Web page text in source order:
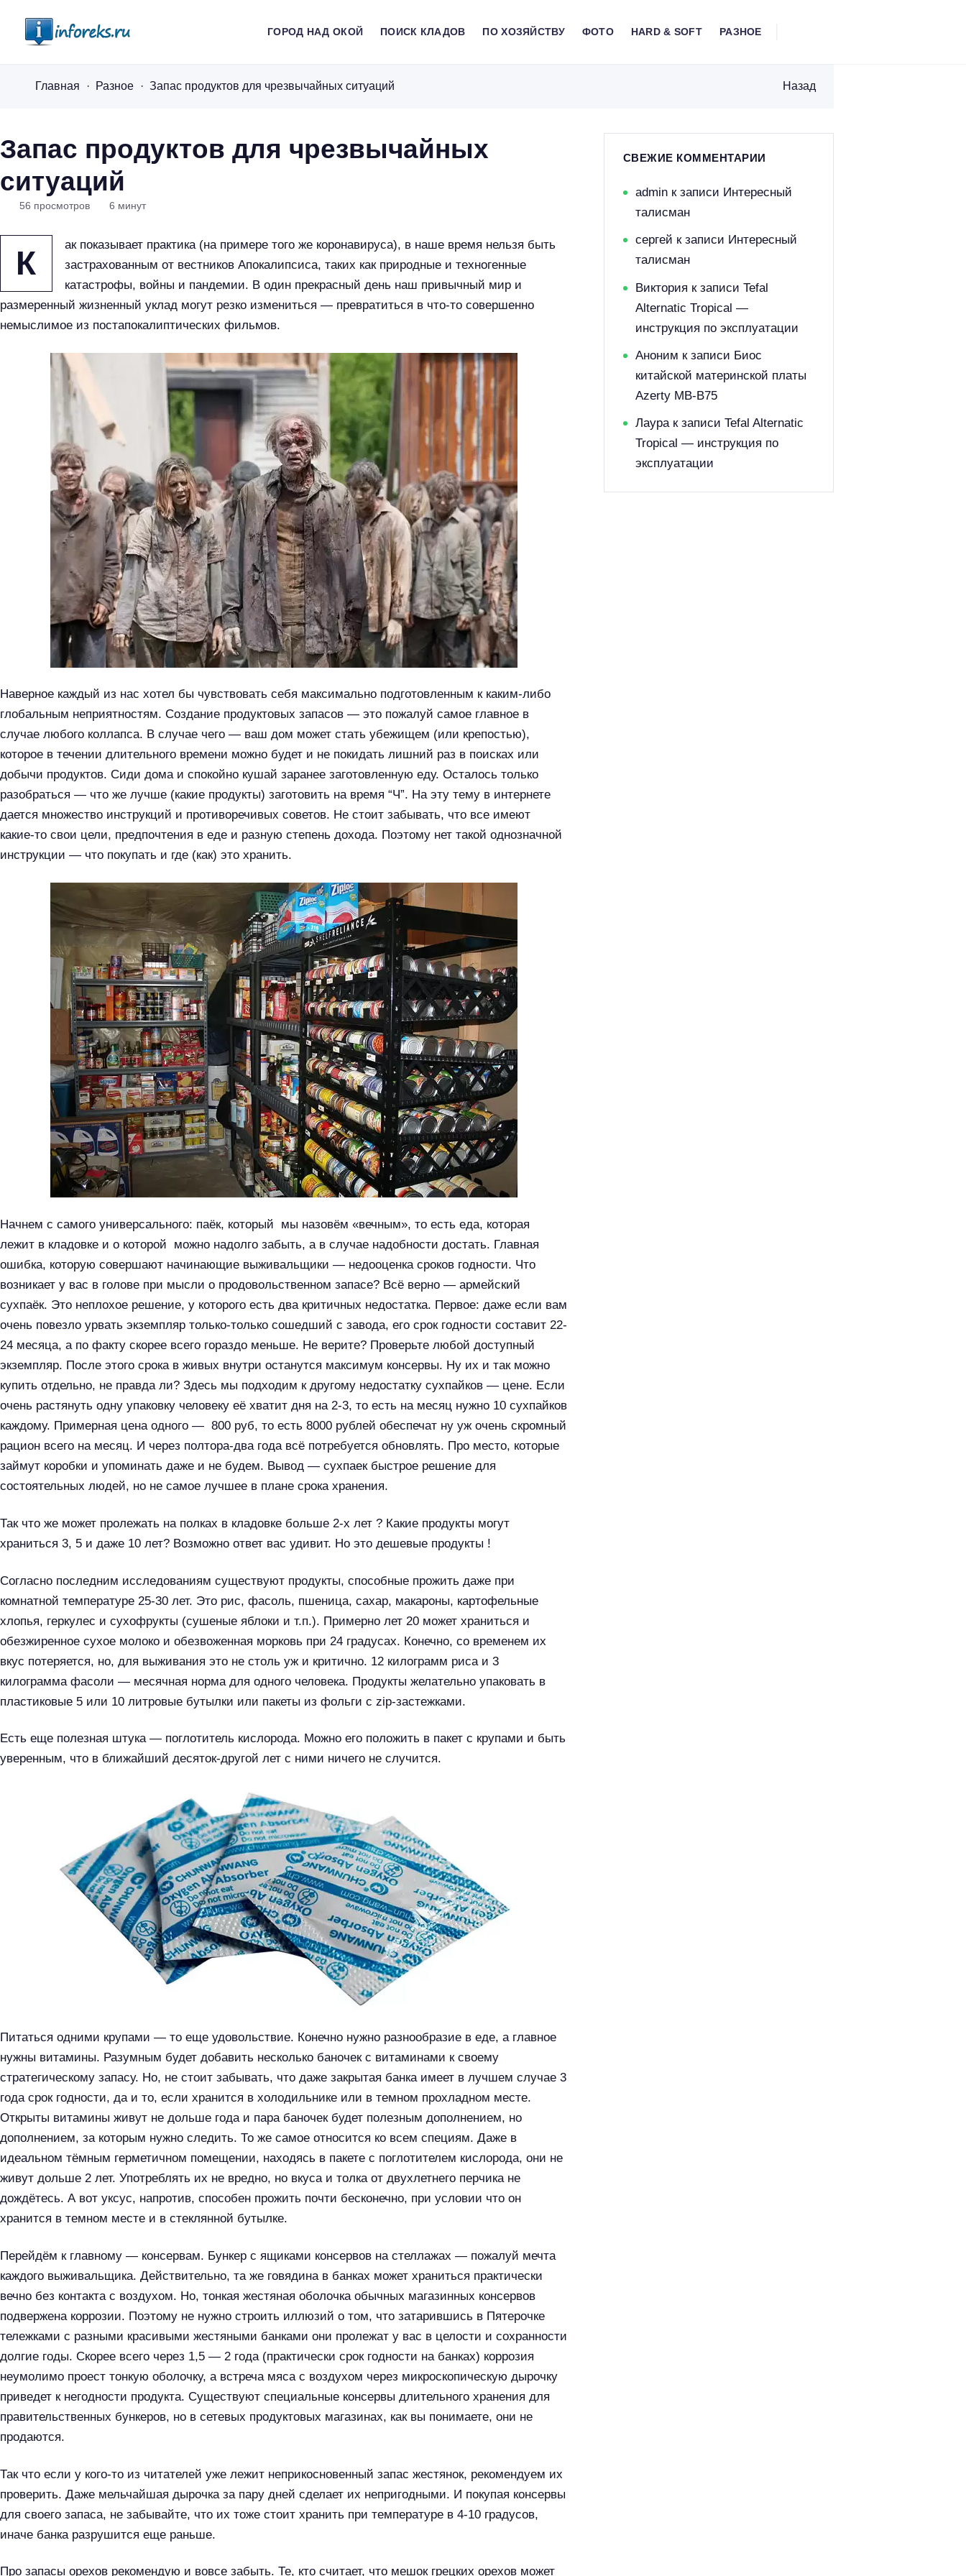
e
k
r
u
ГОРОД НАД ОКОЙ ПОИСК КЛАДОВ ПО ХОЗЯЙСТВУ ФОТО HARD & SOFT РАЗНОЕ
Главная Разное Запас продуктов для чрезвычайных ситуаций Назад
Запас продуктов для чрезвычайных
ситуаций
56 просмотров 6 минут
К
ак показывает практика (на примере того же коронавируса), в наше время нельзя быть
застрахованным от вестников Апокалипсиса, таких как природные и техногенные
катастрофы, войны и пандемии. В один прекрасный день наш привычный мир и
размеренный жизненный уклад могут резко измениться — превратиться в что-то совершенно
немыслимое из постапокалиптических фильмов.
Наверное каждый из нас хотел бы чувствовать себя максимально подготовленным к каким-либо
глобальным неприятностям. Создание продуктовых запасов — это пожалуй самое главное в
случае любого коллапса. В случае чего — ваш дом может стать убежищем (или крепостью),
которое в течении длительного времени можно будет и не покидать лишний раз в поисках или
добычи продуктов. Сиди дома и спокойно кушай заранее заготовленную еду. Осталось только
разобраться — что же лучше (какие продукты) заготовить на время “Ч”. На эту тему в интернете
дается множество инструкций и противоречивых советов. Не стоит забывать, что все имеют
какие-то свои цели, предпочтения в еде и разную степень дохода. Поэтому нет такой однозначной
инструкции — что покупать и где (как) это хранить.
Начнем с самого универсального: паёк, который мы назовём «вечным», то есть еда, которая
лежит в кладовке и о которой можно надолго забыть, а в случае надобности достать. Главная
ошибка, которую совершают начинающие выживальщики — недооценка сроков годности. Что
возникает у вас в голове при мысли о продовольственном запасе? Всё верно — армейский
сухпаёк. Это неплохое решение, у которого есть два критичных недостатка. Первое: даже если вам
очень повезло урвать экземпляр только-только сошедший с завода, его срок годности составит 22-
24 месяца, а по факту скорее всего гораздо меньше. Не верите? Проверьте любой доступный
экземпляр. После этого срока в живых внутри останутся максимум консервы. Ну их и так можно
купить отдельно, не правда ли? Здесь мы подходим к другому недостатку сухпайков — цене. Если
очень растянуть одну упаковку человеку её хватит дня на 2-3, то есть на месяц нужно 10 сухпайков
каждому. Примерная цена одного — 800 руб, то есть 8000 рублей обеспечат ну уж очень скромный
рацион всего на месяц. И через полтора-два года всё потребуется обновлять. Про место, которые
займут коробки и упоминать даже и не будем. Вывод — сухпаек быстрое решение для
состоятельных людей, но не самое лучшее в плане срока хранения.
Так что же может пролежать на полках в кладовке больше 2-х лет ? Какие продукты могут
храниться 3, 5 и даже 10 лет? Возможно ответ вас удивит. Но это дешевые продукты !
Согласно последним исследованиям существуют продукты, способные прожить даже при
комнатной температуре 25-30 лет. Это рис, фасоль, пшеница, сахар, макароны, картофельные
хлопья, геркулес и сухофрукты (сушеные яблоки и т.п.). Примерно лет 20 может храниться и
обезжиренное сухое молоко и обезвоженная морковь при 24 градусах. Конечно, со временем их
вкус потеряется, но, для выживания это не столь уж и критично. 12 килограмм риса и 3
килограмма фасоли — месячная норма для одного человека. Продукты желательно упаковать в
пластиковые 5 или 10 литровые бутылки или пакеты из фольги с zip-застежками.
Есть еще полезная штука — поглотитель кислорода. Можно его положить в пакет с крупами и быть
уверенным, что в ближайший десяток-другой лет с ними ничего не случится.
Питаться одними крупами — то еще удовольствие. Конечно нужно разнообразие в еде, а главное
нужны витамины. Разумным будет добавить несколько баночек с витаминами к своему
стратегическому запасу. Но, не стоит забывать, что даже закрытая банка имеет в лучшем случае 3
года срок годности, да и то, если хранится в холодильнике или в темном прохладном месте.
Открыты витамины живут не дольше года и пара баночек будет полезным дополнением, но
дополнением, за которым нужно следить. То же самое относится ко всем специям. Даже в
идеальном тёмным герметичном помещении, находясь в пакете с поглотителем кислорода, они не
живут дольше 2 лет. Употреблять их не вредно, но вкуса и толка от двухлетнего перчика не
дождётесь. А вот уксус, напротив, способен прожить почти бесконечно, при условии что он
хранится в темном месте и в стеклянной бутылке.
Перейдём к главному — консервам. Бункер с ящиками консервов на стеллажах — пожалуй мечта
каждого выживальщика. Действительно, та же говядина в банках может храниться практически
вечно без контакта с воздухом. Но, тонкая жестяная оболочка обычных магазинных консервов
подвержена коррозии. Поэтому не нужно строить иллюзий о том, что затарившись в Пятерочке
тележками с разными красивыми жестяными банками они пролежат у вас в целости и сохранности
долгие годы. Скорее всего через 1,5 — 2 года (практически срок годности на банках) коррозия
неумолимо проест тонкую оболочку, а встреча мяса с воздухом через микроскопическую дырочку
приведет к негодности продукта. Существуют специальные консервы длительного хранения для
правительственных бункеров, но в сетевых продуктовых магазинах, как вы понимаете, они не
продаются.
Так что если у кого-то из читателей уже лежит неприкосновенный запас жестянок, рекомендуем их
проверить. Даже мельчайшая дырочка за пару дней сделает их непригодными. И покупая консервы
для своего запаса, не забывайте, что их тоже стоит хранить при температуре в 4-10 градусов,
иначе банка разрушится еще раньше.
Про запасы орехов рекомендую и вовсе забыть. Те, кто считает, что мешок грецких орехов может
СВЕЖИЕ КОММЕНТАРИИ
adminк записи Интересный
талисман
сергей к записи Интересный
талисман
Виктория к записи Tefal
Alternatic Tropical —
инструкция по эксплуатации
Аноним к записи Биос
китайской материнской платы
Azerty MB-B75
Лаурак записи Tefal Alternatic
Tropical — инструкция по
эксплуатации